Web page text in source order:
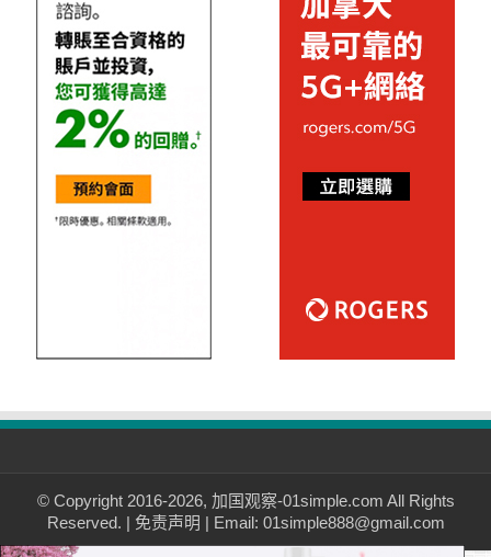
© Copyright 2016-2026, 加国观察-01simple.com All Rights
Reserved. | 免责声明 | Email: 01simple888@gmail.com